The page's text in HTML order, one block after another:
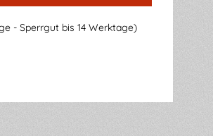
- Sperrgut bis 14 Werktage)